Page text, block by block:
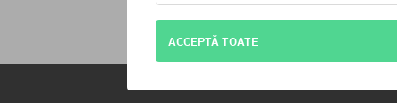
S; M; L;
ACCEPTĂ TOATE